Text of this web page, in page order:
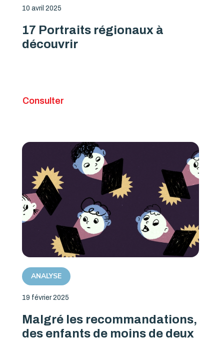
10 avril 2025
17 Portraits régionaux à
découvrir
Consulter
ANALYSE
19 février 2025
Malgré les recommandations,
des enfants de moins de deux